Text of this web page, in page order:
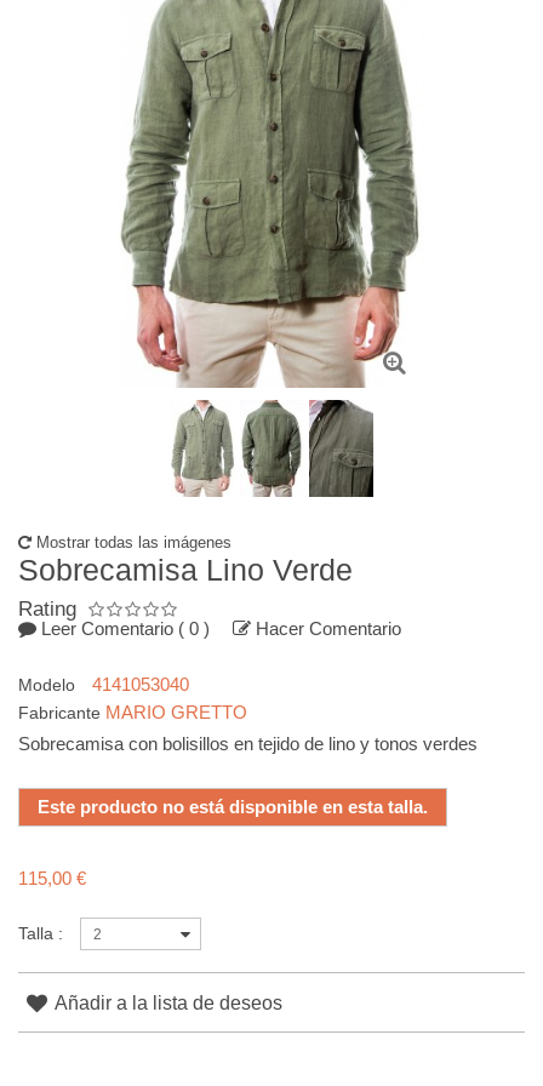
Mostrar todas las imágenes
Sobrecamisa Lino Verde
Rating
Leer Comentario ( 0 ) Hacer Comentario
Modelo 4141053040
Fabricante MARIO GRETTO
Sobrecamisa con bolisillos en tejido de lino y tonos verdes
Este producto no está disponible en esta talla.
115,00 €
Talla : 2
Añadir a la lista de deseos